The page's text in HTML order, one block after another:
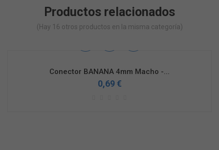
Productos relacionados
(Hay 16 otros productos en la misma categoría)
Conector BANANA 4mm Macho -...
0,69 €